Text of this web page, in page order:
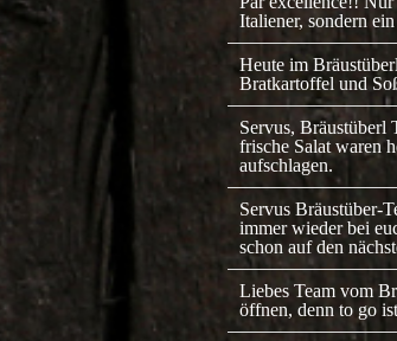
Italiener, sondern
Heute im
Bratkartoffel und
Servus, Bräustüberl
frische Salat waren
aufschlagen.
Servus Bräustüber-
immer wieder bei
schon auf den
Liebes Team vom
öffnen, denn to go